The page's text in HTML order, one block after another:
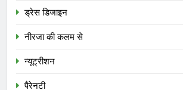
ड्रेस डिजाइन
नीरजा की कलम से
न्यूट्रीशन
पैरेनटी